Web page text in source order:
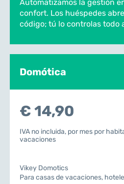
Automatizamos la gestión
confort. Los huéspedes
código; tú lo controlas todo
Domótica
€ 14,90
IVA no incluida, por mes por
vacaciones
Vikey Domotics
Para casas de vacaciones,